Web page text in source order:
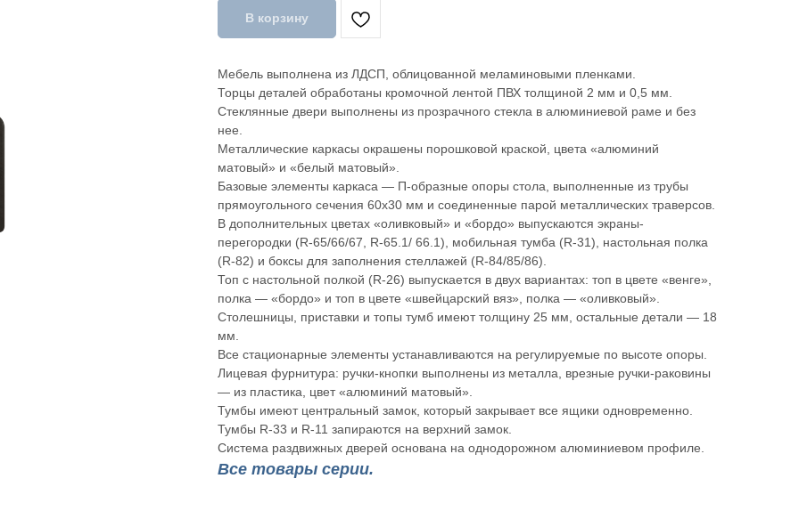
В корзину
Мебель выполнена из ЛДСП, облицованной меламиновыми пленками.
Торцы деталей обработаны кромочной лентой ПВХ толщиной 2 мм и 0,5 мм.
Стеклянные двери выполнены из прозрачного стекла в алюминиевой раме и без
нее.
Металлические каркасы окрашены порошковой краской, цвета «алюминий
матовый» и «белый матовый».
Базовые элементы каркаса — П-образные опоры стола, выполненные из трубы
прямоугольного сечения 60х30 мм и соединенные парой металлических траверсов.
В дополнительных цветах «оливковый» и «бордо» выпускаются экраны-
перегородки (R-65/66/67, R-65.1/ 66.1), мобильная тумба (R-31), настольная полка
(R-82) и боксы для заполнения стеллажей (R-84/85/86).
Топ с настольной полкой (R-26) выпускается в двух вариантах: топ в цвете «венге»,
полка — «бордо» и топ в цвете «швейцарский вяз», полка — «оливковый».
Столешницы, приставки и топы тумб имеют толщину 25 мм, остальные детали — 18
мм.
Все стационарные элементы устанавливаются на регулируемые по высоте опоры.
Лицевая фурнитура: ручки-кнопки выполнены из металла, врезные ручки-раковины
— из пластика, цвет «алюминий матовый».
Тумбы имеют центральный замок, который закрывает все ящики одновременно.
Тумбы R-33 и R-11 запираются на верхний замок.
Система раздвижных дверей основана на однодорожном алюминиевом профиле.
Все товары серии.